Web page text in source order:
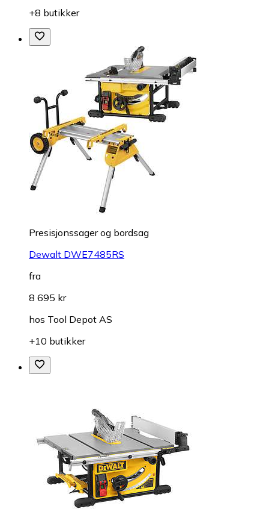
+8 butikker
Presisjonssager og bordsag
Dewalt DWE7485RS
fra
8 695 kr
hos Tool Depot AS
+10 butikker